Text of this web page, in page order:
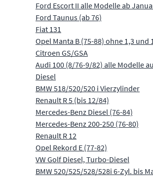
Ford Escort II alle Modelle ab
Ford Taunus (ab 76)
Fiat 131
Opel Manta B (75-88) ohne 1,3 und
Citroen GS/GSA
Audi 100 (8/76-9/82) alle Modelle
Diesel
BMW 518/520/520 i Vierzylinder
Renault R 5 (bis 12/84)
Mercedes-Benz Diesel (76-84)
Mercedes-Benz 200-250 (76-80)
Renault R 12
Opel Rekord E (77-82)
VW Golf Diesel, Turbo-Diesel
BMW 520/525/528/528i 6-Zyl. bis